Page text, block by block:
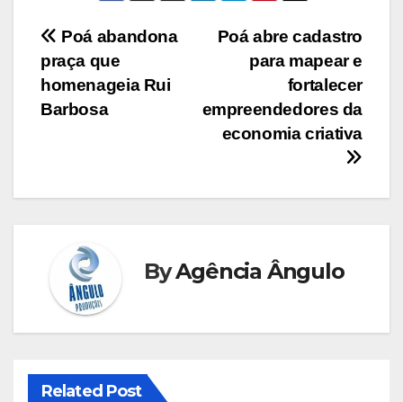
Navegação
de
Post
Poá abre cadastro
para mapear e
fortalecer
empreendedores da
economia criativa
Poá abandona
praça que
homenageia Rui
Barbosa
ByAgência Ângulo
Related Post